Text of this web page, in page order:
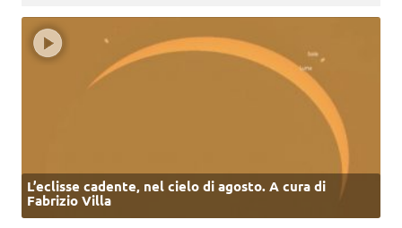
L’eclisse cadente, nel cielo di agosto. A cura di
Fabrizio Villa